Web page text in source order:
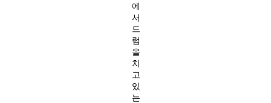
에
서
드
럼
을
치
고
있
는